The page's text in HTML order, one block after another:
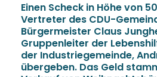
Einen Scheck in Höhe von
Vertreter des CDU-
Bürgermeister Claus
Gruppenleiter der
der Industriegemeinde,
übergeben. Das Geld